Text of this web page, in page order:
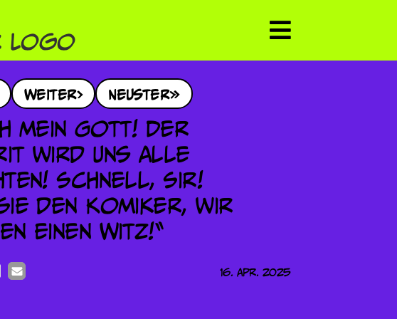
Weiter Neuster
16. Apr. 2025